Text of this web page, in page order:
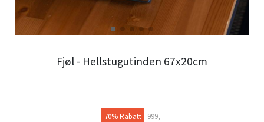
Fjøl - Hellstugutinden 67x20cm
70% Rabatt 999,-